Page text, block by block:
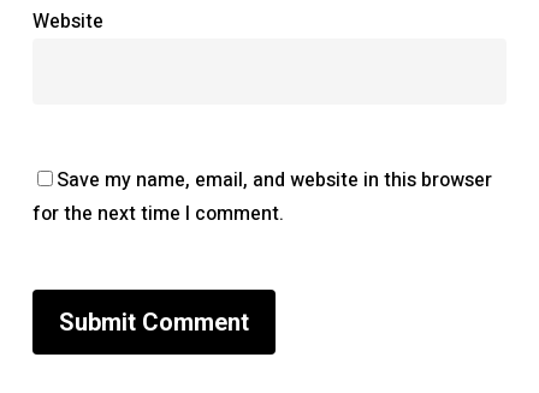
Website
Save my name, email, and website in this browser
for the next time I comment.